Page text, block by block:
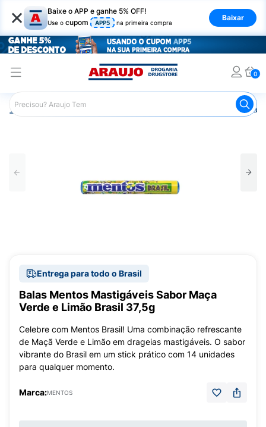
× Baixe o APP e ganhe 5% OFF!
Use o cupom APP5 na primeira compra
Baixar
0
Araujo Mercado
Entrega para todo o Brasil
Balas Mentos Mastigáveis Sabor Maça
Verde e Limão Brasil 37,5g
Celebre com Mentos Brasil! Uma combinação refrescante
de Maçã Verde e Limão em drageias mastigáveis. O sabor
vibrante do Brasil em um stick prático com 14 unidades
para qualquer momento.
Marca:MENTOS